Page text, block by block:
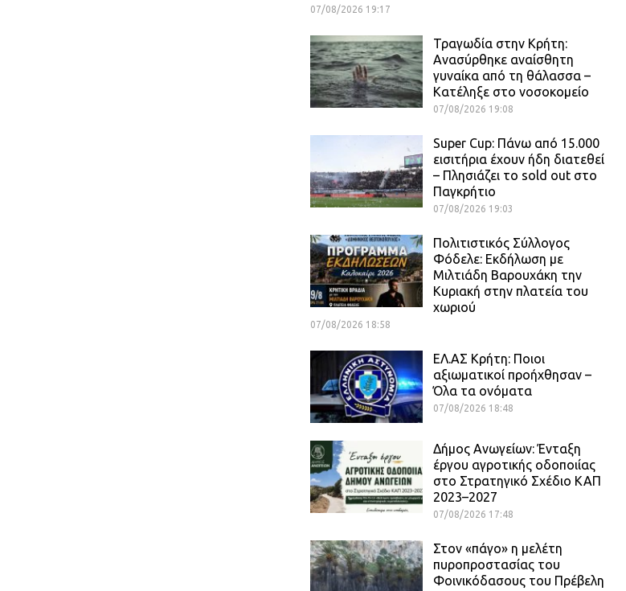
07/08/2026 19:17
Τραγωδία στην Κρήτη:
Ανασύρθηκε αναίσθητη
γυναίκα από τη θάλασσα –
Κατέληξε στο νοσοκομείο
07/08/2026 19:08
Super Cup: Πάνω από 15.000
εισιτήρια έχουν ήδη διατεθεί
– Πλησιάζει το sold out στο
Παγκρήτιο
07/08/2026 19:03
Πολιτιστικός Σύλλογος
Φόδελε: Εκδήλωση με
Μιλτιάδη Βαρουχάκη την
Κυριακή στην πλατεία του
χωριού
07/08/2026 18:58
ΕΛ.ΑΣ Κρήτη: Ποιοι
αξιωματικοί προήχθησαν –
Όλα τα ονόματα
07/08/2026 18:48
Δήμος Ανωγείων: Ένταξη
έργου αγροτικής οδοποιίας
στο Στρατηγικό Σχέδιο ΚΑΠ
2023–2027
07/08/2026 17:48
Στον «πάγο» η μελέτη
πυροπροστασίας του
Φοινικόδασους του Πρέβελη